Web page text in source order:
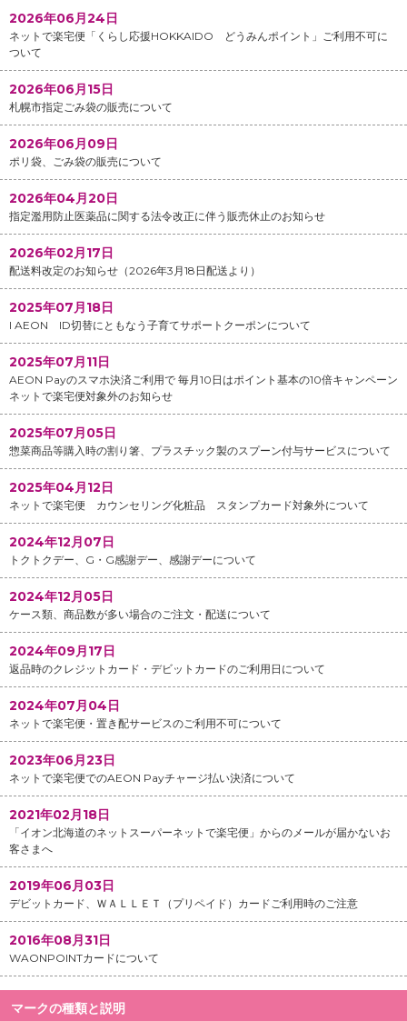
2026年06月24日
ネットで楽宅便「くらし応援HOKKAIDO どうみんポイント」ご利用不可に
ついて
2026年06月15日
札幌市指定ごみ袋の販売について
2026年06月09日
ポリ袋、ごみ袋の販売について
2026年04月20日
指定濫用防止医薬品に関する法令改正に伴う販売休止のお知らせ
2026年02月17日
配送料改定のお知らせ（2026年3月18日配送より）
2025年07月18日
I AEON ID切替にともなう子育てサポートクーポンについて
2025年07月11日
AEON Payのスマホ決済ご利用で 毎月10日はポイント基本の10倍キャンペーン
ネットで楽宅便対象外のお知らせ
2025年07月05日
惣菜商品等購入時の割り箸、プラスチック製のスプーン付与サービスについて
2025年04月12日
ネットで楽宅便 カウンセリング化粧品 スタンプカード対象外について
2024年12月07日
トクトクデー、G・G感謝デー、感謝デーについて
2024年12月05日
ケース類、商品数が多い場合のご注文・配送について
2024年09月17日
返品時のクレジットカード・デビットカードのご利用日について
2024年07月04日
ネットで楽宅便・置き配サービスのご利用不可について
2023年06月23日
ネットで楽宅便でのAEON Payチャージ払い決済について
2021年02月18日
「イオン北海道のネットスーパーネットで楽宅便」からのメールが届かないお
客さまへ
2019年06月03日
デビットカード、ＷＡＬＬＥＴ（プリペイド）カードご利用時のご注意
2016年08月31日
WAONPOINTカードについて
マークの種類と説明